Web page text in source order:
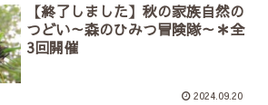
【終了しました】秋の家族自然の
つどい～森のひみつ冒険隊～＊全
3回開催
2024.09.20